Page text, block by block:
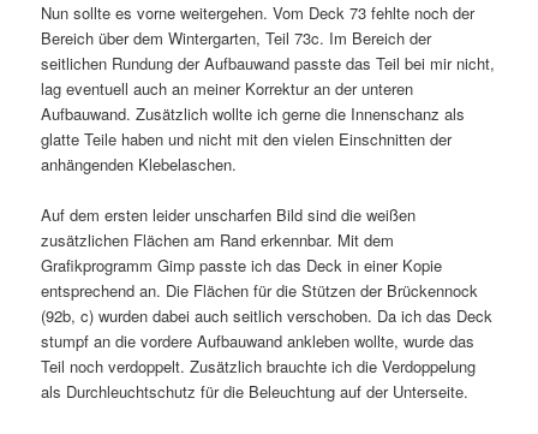
Nun sollte es vorne weitergehen. Vom Deck 73 fehlte noch der
Bereich über dem Wintergarten, Teil 73c. Im Bereich der
seitlichen Rundung der Aufbauwand passte das Teil bei mir nicht,
lag eventuell auch an meiner Korrektur an der unteren
Aufbauwand. Zusätzlich wollte ich gerne die Innenschanz als
glatte Teile haben und nicht mit den vielen Einschnitten der
anhängenden Klebelaschen.
Auf dem ersten leider unscharfen Bild sind die weißen
zusätzlichen Flächen am Rand erkennbar. Mit dem
Grafikprogramm Gimp passte ich das Deck in einer Kopie
entsprechend an. Die Flächen für die Stützen der Brückennock
(92b, c) wurden dabei auch seitlich verschoben. Da ich das Deck
stumpf an die vordere Aufbauwand ankleben wollte, wurde das
Teil noch verdoppelt. Zusätzlich brauchte ich die Verdoppelung
als Durchleuchtschutz für die Beleuchtung auf der Unterseite.